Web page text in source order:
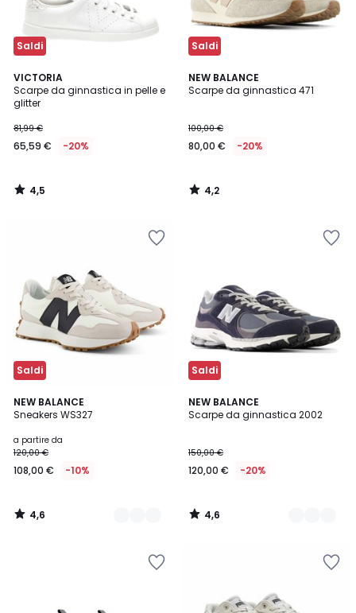
Saldi
VICTORIA
Scarpe da ginnastica in pelle e
glitter
81,99 €
65,59 € -20%
4,5
/ 5
4,5
/
Saldi
NEW BALANCE
Scarpe da ginnastica 471
100,00 €
80,00 € -20%
4,2
/ 5
4,2
/
Saldi
NEW BALANCE
Sneakers WS327
a partire da
120,00 €
108,00 € -10%
4,6
/ 5
3
Colori
4,6
/
Saldi
NEW BALANCE
Scarpe da ginnastica 2002
150,00 €
120,00 € -20%
4,6
/ 5
3
Colori
4,6
/